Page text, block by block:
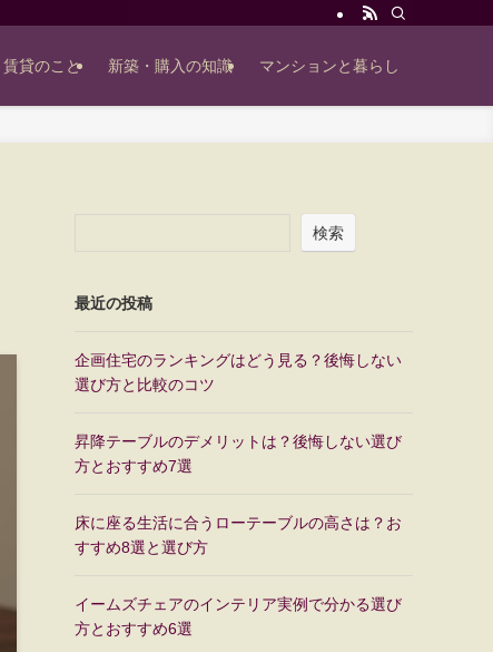
賃貸のこと 新築・購入の知識 マンションと暮らし
検索
最近の投稿
企画住宅のランキングはどう見る？後悔しない
選び方と比較のコツ
昇降テーブルのデメリットは？後悔しない選び
方とおすすめ7選
床に座る生活に合うローテーブルの高さは？お
すすめ8選と選び方
イームズチェアのインテリア実例で分かる選び
方とおすすめ6選